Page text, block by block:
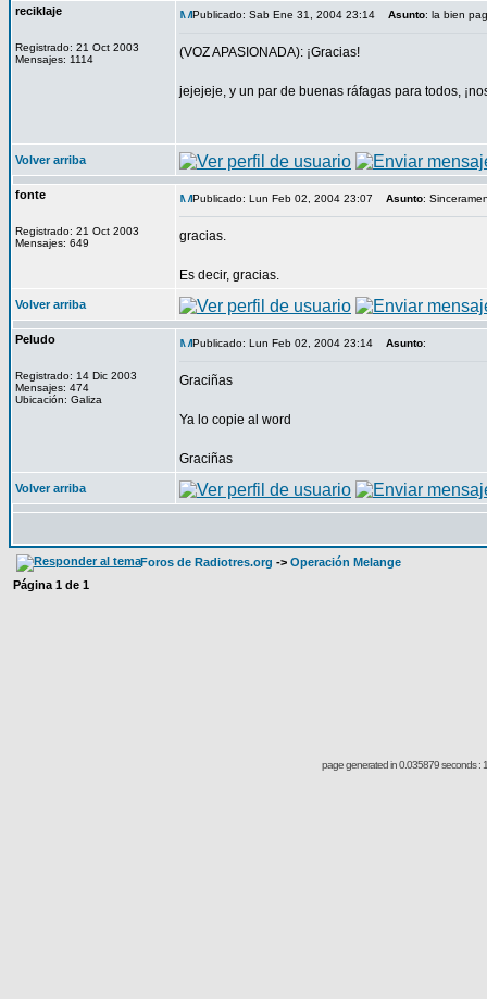
reciklaje
Registrado: 21 Oct 2003
Mensajes: 1114
Publicado: Sab Ene 31, 2004 23:14 Asunto: la bien
(VOZ APASIONADA): ¡Gracias!
jejejeje, y un par de buenas ráfagas para todos,
Volver arriba
fonte
Registrado: 21 Oct 2003
Mensajes: 649
Publicado: Lun Feb 02, 2004 23:07 Asunto:
gracias.
Es decir, gracias.
Volver arriba
Peludo
Registrado: 14 Dic 2003
Mensajes: 474
Ubicación: Galiza
Publicado: Lun Feb 02, 2004 23:14 Asunto:
Graciñas
Ya lo copie al word
Graciñas
Volver arriba
Foros de Radiotres.org -> Operación Melange
Página 1 de 1
page generated in 0.035879 seconds :